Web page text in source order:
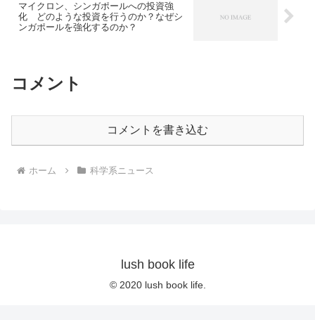
マイクロン、シンガポールへの投資強
化 どのような投資を行うのか？なぜシ
ンガポールを強化するのか？
コメント
コメントを書き込む
ホーム 科学系ニュース
lush book life
© 2020 lush book life.